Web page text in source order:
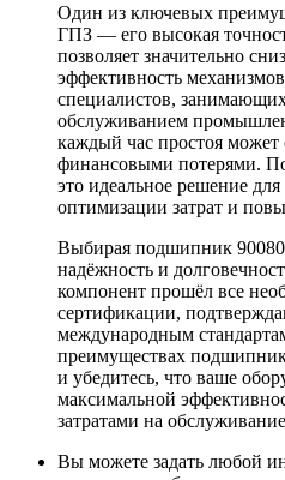
Один из ключевых
ГПЗ — его высокая
позволяет значительно
эффективность
специалистов,
обслуживанием
каждый час простоя может
финансовыми потерями.
это идеальное решение для
оптимизации затрат и
Выбирая подшипник
надёжность и
компонент прошёл все
сертификации,
международным
преимуществах
и убедитесь, что ваше
максимальной
затратами на
Вы можете задать любой